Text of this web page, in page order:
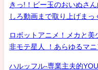
きっ!！ビー玉のおいぬさ
しろ動画まで取り上げまっ
ロボットアニメ！メカと美
非モテ星人 ！あらゆるマ
ハルッフル-専業主夫的